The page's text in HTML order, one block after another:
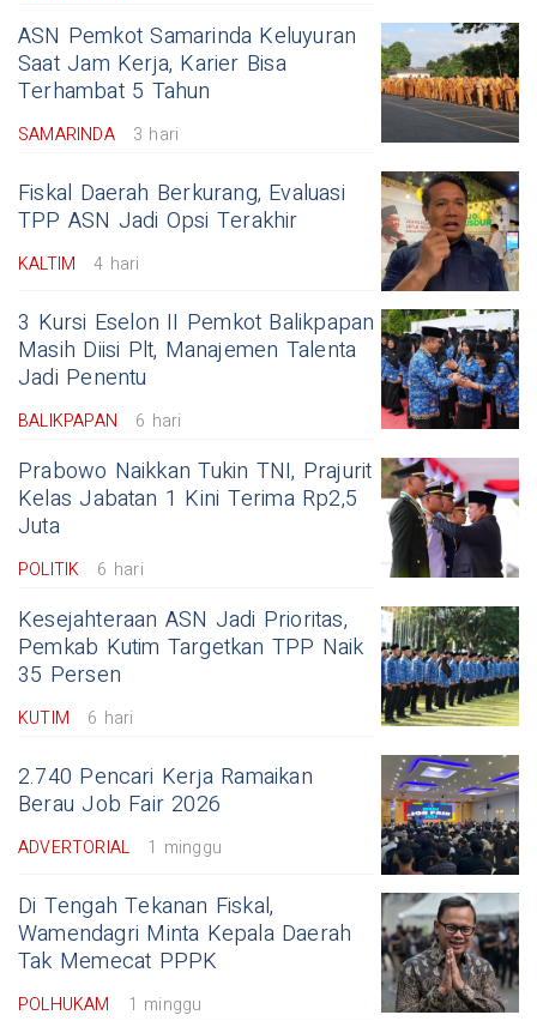
ASN Pemkot Samarinda Keluyuran
Saat Jam Kerja, Karier Bisa
Terhambat 5 Tahun
SAMARINDA 3 hari
Fiskal Daerah Berkurang, Evaluasi
TPP ASN Jadi Opsi Terakhir
KALTIM 4 hari
3 Kursi Eselon II Pemkot Balikpapan
Masih Diisi Plt, Manajemen Talenta
Jadi Penentu
BALIKPAPAN 6 hari
Prabowo Naikkan Tukin TNI, Prajurit
Kelas Jabatan 1 Kini Terima Rp2,5
Juta
POLITIK 6 hari
Kesejahteraan ASN Jadi Prioritas,
Pemkab Kutim Targetkan TPP Naik
35 Persen
KUTIM 6 hari
2.740 Pencari Kerja Ramaikan
Berau Job Fair 2026
ADVERTORIAL 1 minggu
Di Tengah Tekanan Fiskal,
Wamendagri Minta Kepala Daerah
Tak Memecat PPPK
POLHUKAM 1 minggu